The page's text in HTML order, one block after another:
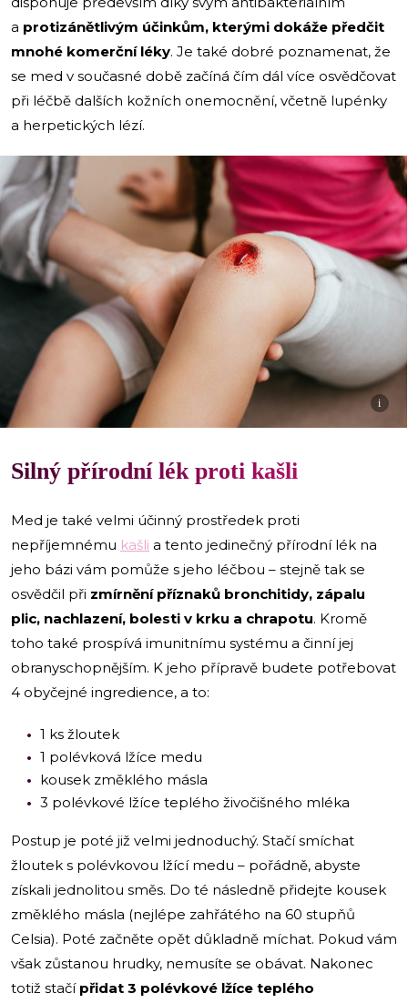
a protizánětlivým účinkům, kterými dokáže předčit
mnohé komerční léky. Je také dobré poznamenat, že
se med v současné době začíná čím dál více osvědčovat
při léčbě dalších kožních onemocnění, včetně lupénky
a herpetických lézí.
i
Silný přírodní lék proti kašli
Med je také velmi účinný prostředek proti
nepříjemnému kašli a tento jedinečný přírodní lék na
jeho bázi vám pomůže s jeho léčbou – stejně tak se
osvědčil při zmírnění příznaků bronchitidy, zápalu
plic, nachlazení, bolesti v krku a chrapotu. Kromě
toho také prospívá imunitnímu systému a činní jej
obranyschopnějším. K jeho přípravě budete potřebovat
4 obyčejné ingredience, a to:
1 ks žloutek
1 polévková lžíce medu
kousek změklého másla
3 polévkové lžíce teplého živočišného mléka
Postup je poté již velmi jednoduchý. Stačí smíchat
žloutek s polévkovou lžící medu – pořádně, abyste
získali jednolitou směs. Do té následně přidejte kousek
změklého másla (nejlépe zahřátého na 60 stupňů
Celsia). Poté začněte opět důkladně míchat. Pokud vám
však zůstanou hrudky, nemusíte se obávat. Nakonec
totiž stačí přidat 3 polévkové lžíce teplého